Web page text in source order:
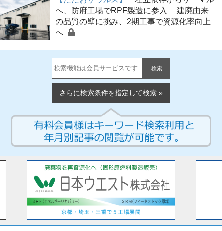
へ、防府工場でRPF製造に参入 建廃由来
の品質の壁に挑み、2期工事で資源化率向上
へ
検索
さらに検索条件を指定して検索 »